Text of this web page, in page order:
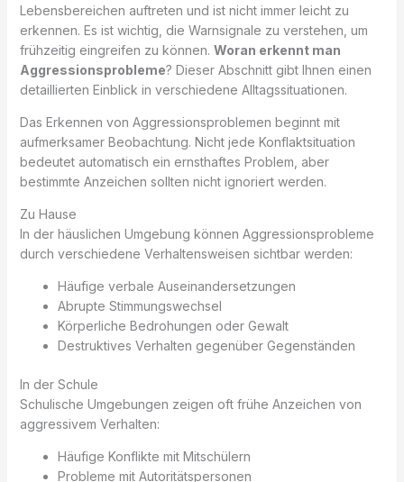
Lebensbereichen auftreten und ist nicht immer leicht zu
erkennen. Es ist wichtig, die Warnsignale zu verstehen, um
frühzeitig eingreifen zu können. Woran erkennt man
Aggressionsprobleme? Dieser Abschnitt gibt Ihnen einen
detaillierten Einblick in verschiedene Alltagssituationen.
Das Erkennen von Aggressionsproblemen beginnt mit
aufmerksamer Beobachtung. Nicht jede Konflaktsituation
bedeutet automatisch ein ernsthaftes Problem, aber
bestimmte Anzeichen sollten nicht ignoriert werden.
Zu Hause
In der häuslichen Umgebung können Aggressionsprobleme
durch verschiedene Verhaltensweisen sichtbar werden:
Häufige verbale Auseinandersetzungen
Abrupte Stimmungswechsel
Körperliche Bedrohungen oder Gewalt
Destruktives Verhalten gegenüber Gegenständen
In der Schule
Schulische Umgebungen zeigen oft frühe Anzeichen von
aggressivem Verhalten:
Häufige Konflikte mit Mitschülern
Probleme mit Autoritätspersonen